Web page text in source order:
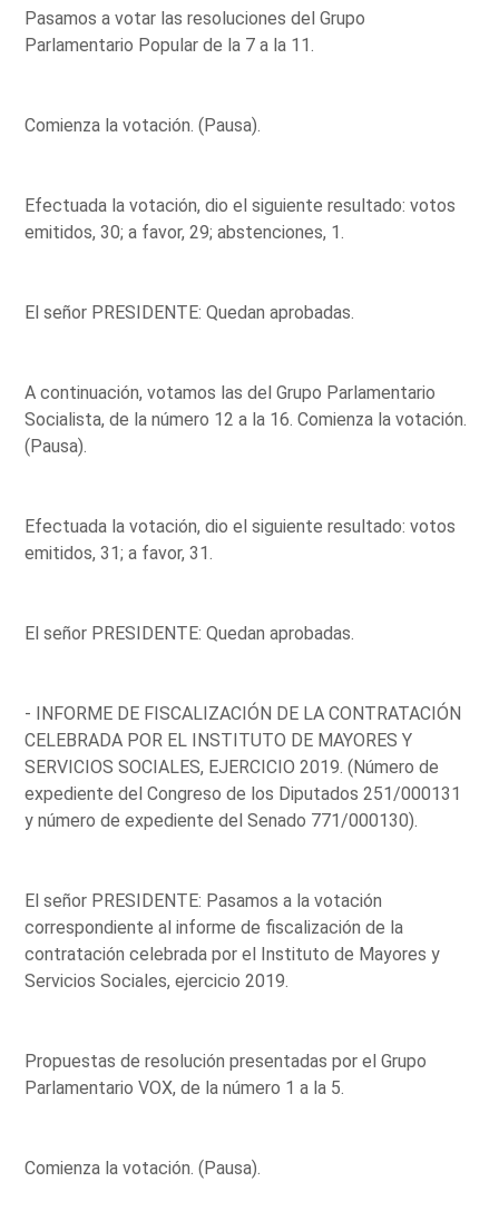
Pasamos a votar las resoluciones del Grupo
Parlamentario Popular de la 7 a la 11.
Comienza la votación. (Pausa).
Efectuada la votación, dio el siguiente resultado: votos
emitidos, 30; a favor, 29; abstenciones, 1.
El señor PRESIDENTE: Quedan aprobadas.
A continuación, votamos las del Grupo Parlamentario
Socialista, de la número 12 a la 16. Comienza la votación.
(Pausa).
Efectuada la votación, dio el siguiente resultado: votos
emitidos, 31; a favor, 31.
El señor PRESIDENTE: Quedan aprobadas.
- INFORME DE FISCALIZACIÓN DE LA CONTRATACIÓN
CELEBRADA POR EL INSTITUTO DE MAYORES Y
SERVICIOS SOCIALES, EJERCICIO 2019. (Número de
expediente del Congreso de los Diputados 251/000131
y número de expediente del Senado 771/000130).
El señor PRESIDENTE: Pasamos a la votación
correspondiente al informe de fiscalización de la
contratación celebrada por el Instituto de Mayores y
Servicios Sociales, ejercicio 2019.
Propuestas de resolución presentadas por el Grupo
Parlamentario VOX, de la número 1 a la 5.
Comienza la votación. (Pausa).